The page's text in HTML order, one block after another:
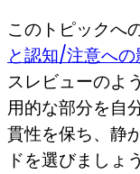
このトピックへ
と認知/注意へ
スレビューのよ
用的な部分を自
貫性を保ち、静
ドを選びましょう